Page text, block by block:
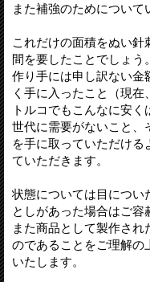
また補強のためについて
これだけの面積をぬい
間を要したことでしょう。
作り手には申し訳ない金
く手に入ったこと（現
トルコでもこんなに安
世代に需要がないこと、
を手に取っていただけ
ていただきます。
状態については目につい
としがあった場合はご容
また商品として製作さ
のであることをご理解の
いたします。